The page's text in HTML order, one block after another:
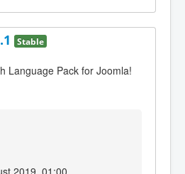
Stable
Language Pack for Joomla!